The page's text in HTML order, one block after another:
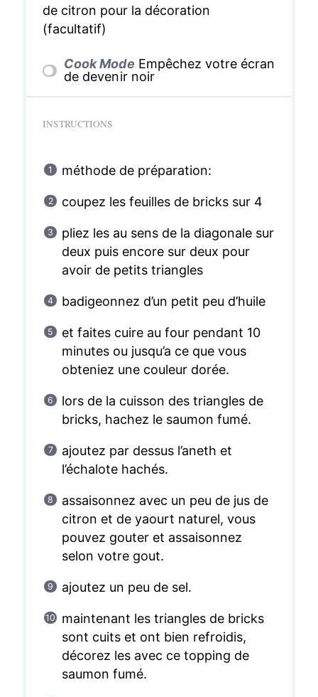
de citron pour la décoration
(facultatif)
Cook Mode Empêchez votre écran
de devenir noir
INSTRUCTIONS
méthode de préparation:
coupez les feuilles de bricks sur 4
pliez les au sens de la diagonale sur
deux puis encore sur deux pour
avoir de petits triangles
badigeonnez d’un petit peu d’huile
et faites cuire au four pendant 10
minutes ou jusqu’a ce que vous
obteniez une couleur dorée.
lors de la cuisson des triangles de
bricks, hachez le saumon fumé.
ajoutez par dessus l’aneth et
l’échalote hachés.
assaisonnez avec un peu de jus de
citron et de yaourt naturel, vous
pouvez gouter et assaisonnez
selon votre gout.
ajoutez un peu de sel.
maintenant les triangles de bricks
sont cuits et ont bien refroidis,
décorez les avec ce topping de
saumon fumé.